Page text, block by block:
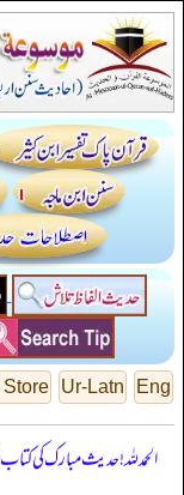
Eng
Ur-Latn
Store
الحمدللہ! حدیث مبارک کی